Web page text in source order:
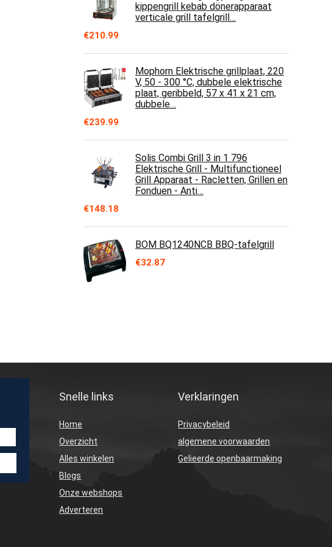
kippengrill kebab dönerapparaat
verticale grill tafelgrill…
€210.99
Mophorn Elektrische grillplaat, 220
V, 50 - 300 °C, dubbele elektrische
plaat, geribbeld, 57 x 41 x 21 cm,
dubbele…
€239.99
Solis Combi Grill 3 in 1 796
Elektrische Grill - Multifunctioneel
Grill Apparaat - Racletten, Grillen en
Fonduen - Anti…
€148.18
BOM BQ1240NCB BBQ-tafelgrill
€32.87
Snelle links
Home
Overzicht
Alles winkelen
Blogs
Onze webshops
Adverteren
Verklaringen
Privacybeleid
algemene voorwaarden
Gelieerde openbaarmaking